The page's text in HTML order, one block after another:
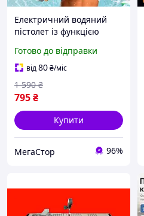
Електричний водяний
пістолет із функцією
дорослих,автомат
бластер,водяні пістолети
на акумуляторі білий
Готово до відправки
від80₴/міс
795₴
1 590 ₴
Купити
МегаСтор 96%